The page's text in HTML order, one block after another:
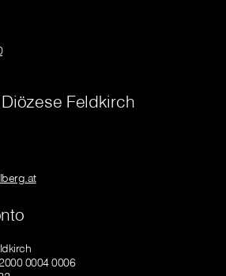
Feldkirch
0004 0006